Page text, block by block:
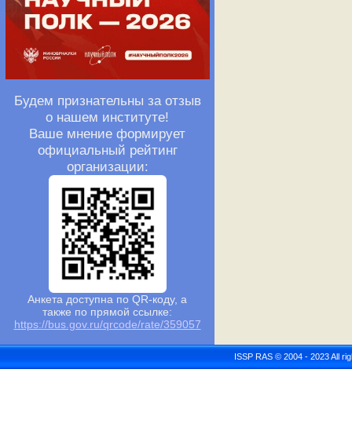
Будем признательны за отзыв
о нашем институте!
Ваше мнение формирует
официальный рейтинг
организации:
Анкета доступна по QR-коду, а
также по прямой ссылке:
https://bus.gov.ru/qrcode/rate/359057
ISSP RAS © 2004 - 2023 All